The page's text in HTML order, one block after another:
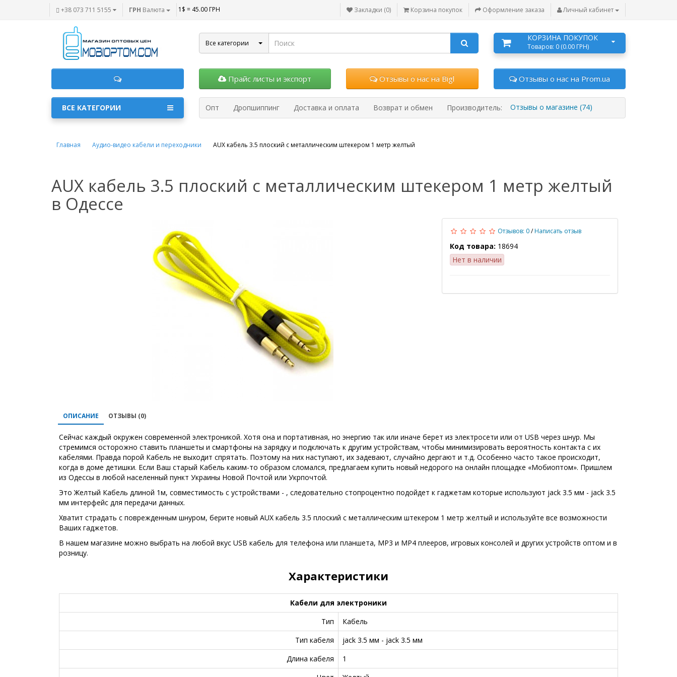
+38 073 711 5155 ГРН Валюта 1$ = 45.00 ГРН Закладки (0) Корзина покупок Оформление заказа Личный кабинет
Все категории
КОРЗИНА ПОКУПОК
Товаров: 0 (0.00 ГРН)
Прайс листы и экспорт Отзывы о нас на Bigl Отзывы о нас на Prom.ua
Опт Дропшиппинг Доставка и оплата Возврат и обмен Производитель: Отзывы о магазине (74)
ВСЕ КАТЕГОРИИ
Главная Аудио-видео кабели и переходники AUX кабель 3.5 плоский c металлическим штекером 1 метр желтый
AUX кабель 3.5 плоский c металлическим штекером 1 метр желтый
в Одессе
Отзывов: 0/Написать отзыв
Код товара: 18694
Нет в наличии
ОПИСАНИЕ ОТЗЫВЫ (0)
Сейчас каждый окружен современной электроникой. Хотя она и портативная, но энергию так или иначе берет из электросети или от USB через шнур. Мы
стремимся осторожно ставить планшеты и смартфоны на зарядку и подключать к другим устройствам, чтобы минимизировать вероятность контакта с их
кабелями. Правда порой Кабель не выходит спрятать. Поэтому на них наступают, их задевают, случайно дергают и т.д. Особенно часто такое происходит,
когда в доме детишки. Если Ваш старый Кабель каким-то образом сломался, предлагаем купить новый недорого на онлайн площадке «Мобиоптом». Пришлем
из Одессы в любой населенный пункт Украины Новой Почтой или Укрпочтой.
Это Желтый Кабель длиной 1м, совместимость с устройствами - , следовательно стопроцентно подойдет к гаджетам которые используют jack 3.5 мм - jack 3.5
мм интерфейс для передачи данных.
Хватит страдать с поврежденным шнуром, берите новый AUX кабель 3.5 плоский c металлическим штекером 1 метр желтый и используйте все возможности
Ваших гаджетов.
В нашем магазине можно выбрать на любой вкус USB кабель для телефона или планшета, MP3 и MP4 плееров, игровых консолей и других устройств оптом и в
розницу.
Характеристики
Кабели для электроники
Тип
Кабель
Тип кабеля
jack 3.5 мм - jack 3.5 мм
Длина кабеля
1